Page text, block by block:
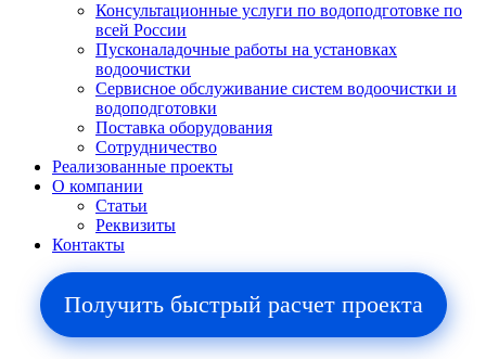
Консультационные услуги по водоподготовке по
всей России
Пусконаладочные работы на установках
водоочистки
Сервисное обслуживание систем водоочистки и
водоподготовки
Поставка оборудования
Сотрудничество
Реализованные проекты
О компании
Cтатьи
Реквизиты
Контакты
Получить быстрый расчет проекта